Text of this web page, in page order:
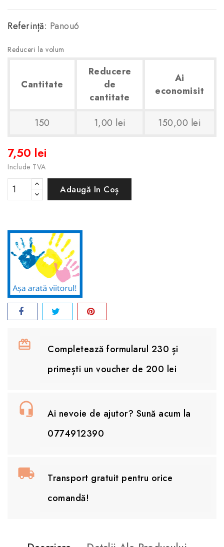
Referință: Panou6
Reduceri la volum
Cantitate
Reducere
de
cantitate
Ai
economisit
150 1,00 lei 150,00 lei
7,50 lei
Include TVA
Adaugă In Coș
Completează formularul 230 și
primești un voucher de 200 lei
Ai nevoie de ajutor? Sună acum la
0774912390
Transport gratuit pentru orice
comandă!